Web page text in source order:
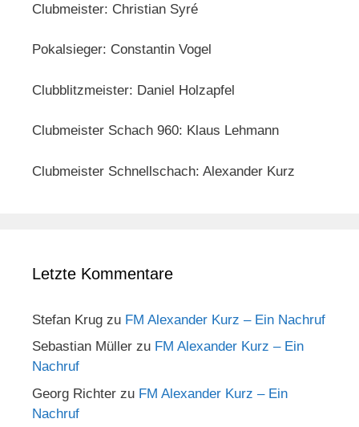
Clubmeister: Christian Syré
Pokalsieger: Constantin Vogel
Clubblitzmeister: Daniel Holzapfel
Clubmeister Schach 960: Klaus Lehmann
Clubmeister Schnellschach: Alexander Kurz
Letzte Kommentare
Stefan Krug zu FM Alexander Kurz – Ein Nachruf
Sebastian Müller zu FM Alexander Kurz – Ein
Nachruf
Georg Richter zu FM Alexander Kurz – Ein
Nachruf